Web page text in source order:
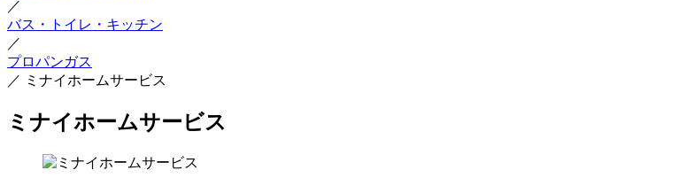
／
バス・トイレ・キッチン
／
プロパンガス
／ ミナイホームサービス
ミナイホームサービス